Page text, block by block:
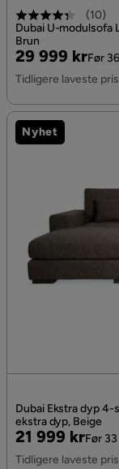
(10)
Dubai U-modulsofa
Brun
Pris
29 999 kr
Original
Pris
Før
Tidligere laveste
Dubai Ekstra dyp
ekstra dyp, Beige
Pris
21 999 kr
Original
Pris
Før
Tidligere laveste
Nyhet